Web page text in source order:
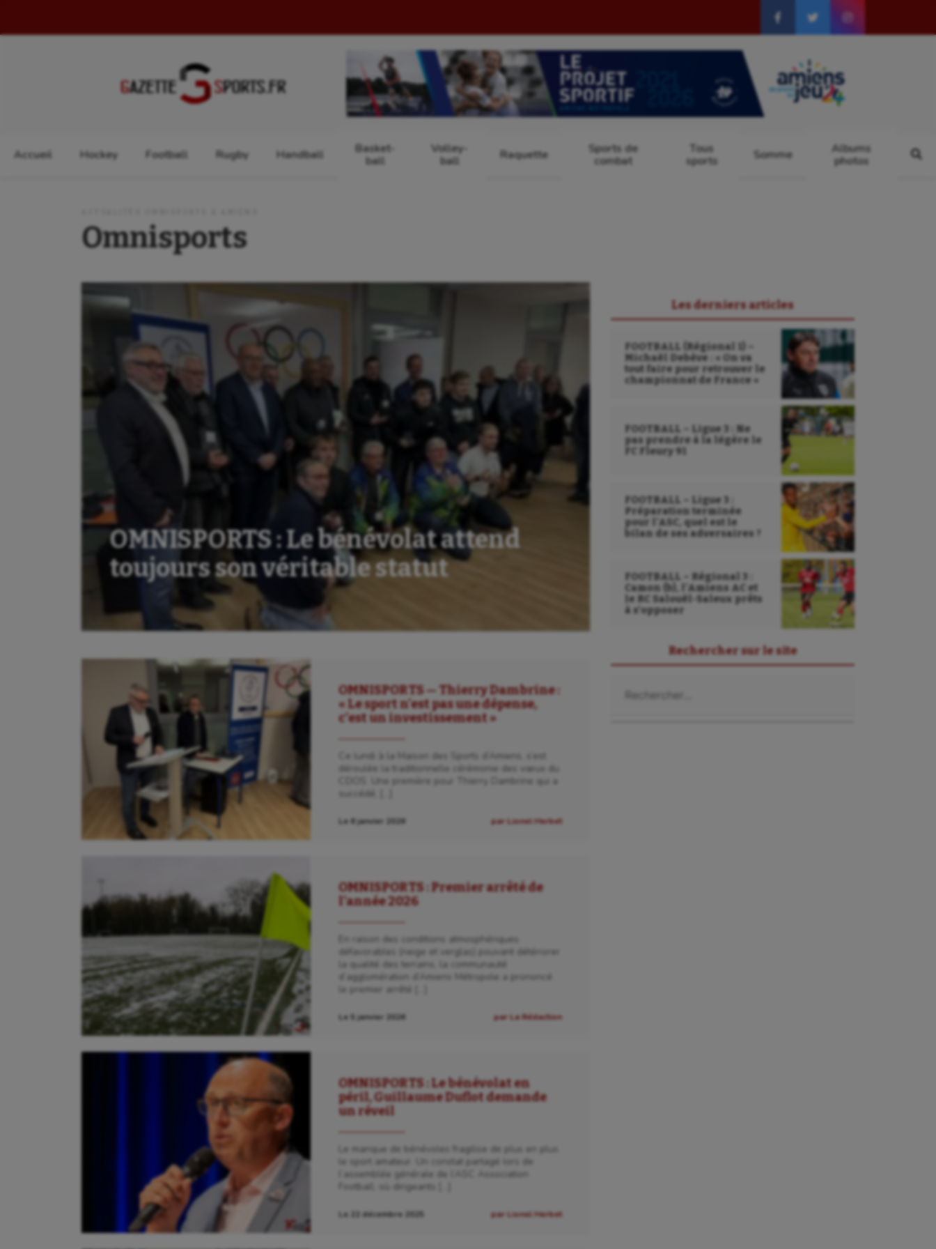
Accueil Hockey Football Rugby Handball
Basket-
ball
Volley-
ball
Raquette
Sports de
combat
Tous
sports
Somme
Albums
photos
Omnisports
OMNISPORTS : Le bénévolat attend
toujours son véritable statut
OMNISPORTS — Thierry Dambrine :
« Le sport n’est pas une dépense,
c’est un investissement »
Ce lundi à la Maison des Sports d’Amiens, s’est
déroulée la traditionnelle cérémonie des vœux du
CDOS. Une première pour Thierry Dambrine qui a
succédé, […]
Le 6 janvier 2026 par Lionel Herbet
OMNISPORTS : Premier arrêté de
l’année 2026
En raison des conditions atmosphériques
défavorables (neige et verglas) pouvant détériorer
la qualité des terrains, la communauté
d’agglomération d’Amiens Métropole a prononcé
le premier arrêté […]
Le 5 janvier 2026 par La Rédaction
OMNISPORTS : Le bénévolat en
péril, Guillaume Duflot demande
un réveil
Le manque de bénévoles fragilise de plus en plus
le sport amateur. Un constat partagé lors de
l’assemblée générale de l’ASC Association
Football, où dirigeants […]
Le 22 décembre 2025 par Lionel Herbet
Les derniers articles
FOOTBALL (Régional 1) –
Michaël Debève : « On va
tout faire pour retrouver le
championnat de France »
FOOTBALL – Ligue 3 : Ne
pas prendre à la légère le
FC Fleury 91
FOOTBALL – Ligue 3 :
Préparation terminée
pour l’ASC, quel est le
bilan de ses adversaires ?
FOOTBALL – Régional 3 :
Camon (b), l’Amiens AC et
le RC Salouël-Saleux prêts
à s’opposer
Rechercher sur le site